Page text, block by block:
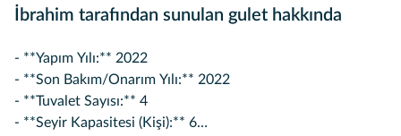
İbrahim tarafından sunulan gulet hakkında
- **Yapım Yılı:** 2022
- **Son Bakım/Onarım Yılı:** 2022
- **Tuvalet Sayısı:** 4
- **Seyir Kapasitesi (Kişi):** 6